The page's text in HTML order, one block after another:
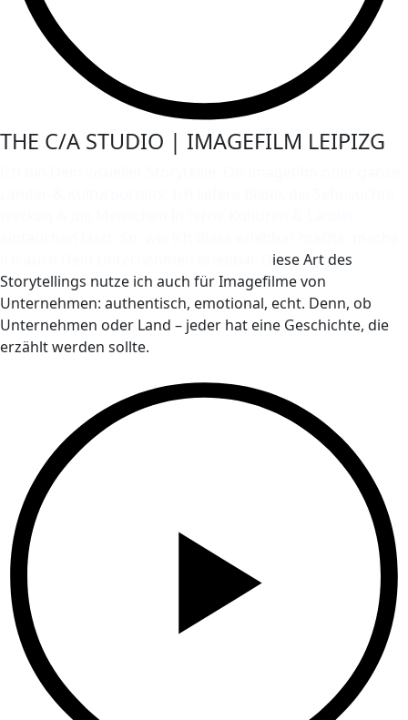
THE C/A STUDIO | IMAGEFILM LEIPIZG
iese Art des
Storytellings nutze ich auch für Imagefilme von
Unternehmen: authentisch, emotional, echt. Denn, ob
Unternehmen oder Land – jeder hat eine Geschichte, die
erzählt werden sollte.